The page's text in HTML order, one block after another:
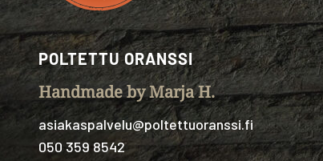
POLTETTU ORANSSI
Handmade by Marja H.
asiakaspalvelu@poltettuoranssi.fi
050 359 8542